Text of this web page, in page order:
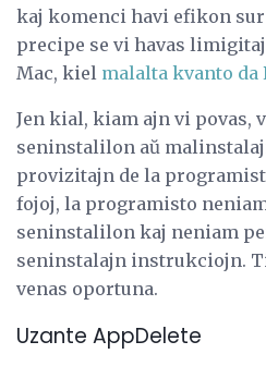
kaj komenci havi efikon
precipe se vi havas
Mac, kiel malalta kvanto da
Jen kial, kiam ajn vi povas,
seninstalilon aŭ
provizitajn de la
fojoj, la programisto
seninstalilon kaj neniam
seninstalajn instrukciojn.
venas oportuna.
Uzante AppDelete